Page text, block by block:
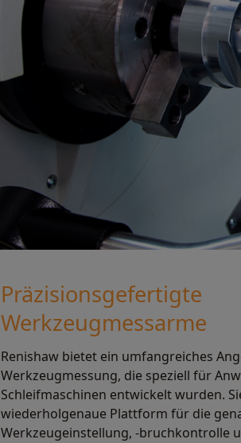
Präzisionsgefertigte
Werkzeugmessarme
Renishaw bietet ein umfangreiches
Werkzeugmessung, die speziell für
Schleifmaschinen entwickelt wurden.
wiederholgenaue Plattform für die
Werkzeugeinstellung, -bruchkontrolle